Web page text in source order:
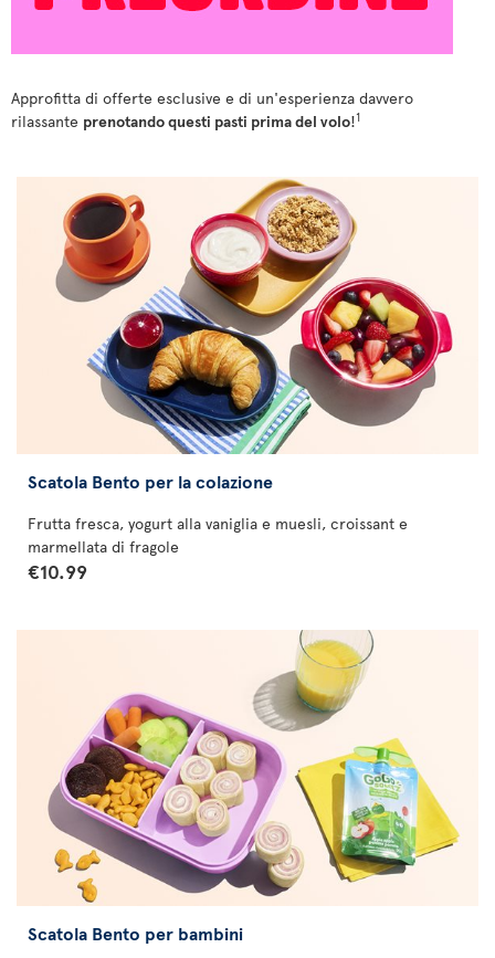
Approfitta di offerte esclusive e di un'esperienza davvero
rilassante prenotando questi pasti prima del volo!1
Scatola Bento per la colazione
Frutta fresca, yogurt alla vaniglia e muesli, croissant e
marmellata di fragole
€10.99
Scatola Bento per bambini